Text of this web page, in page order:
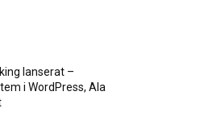
lanserat –
i WordPress, Ala